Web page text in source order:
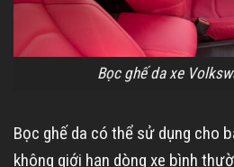
Bọc ghế da xe
Bọc ghế da có thể sử dụng cho
không giới hạn dòng xe bình